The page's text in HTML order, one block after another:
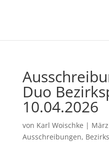
Duo
10.04.2026
von Karl Woischke |
Ausschreibungen,